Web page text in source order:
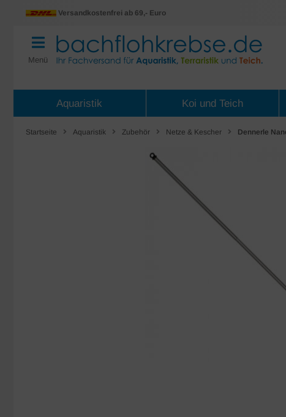
Versandkostenfrei ab 69,- Euro
Menü
Aquaristik Koi und Teich
Startseite Aquaristik Zubehör Netze & Kescher Dennerle